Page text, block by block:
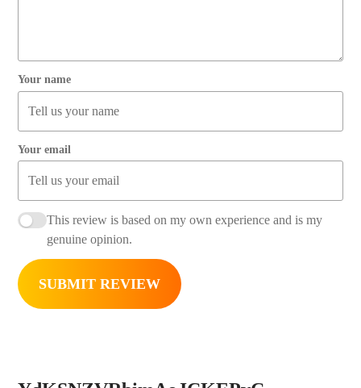
Your name
Your email
This review is based on my own experience and is my
genuine opinion.
SUBMIT REVIEW